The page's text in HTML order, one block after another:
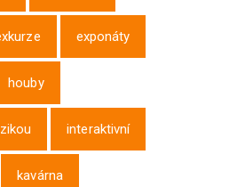
exponáty
houby
interaktivní
kavárna